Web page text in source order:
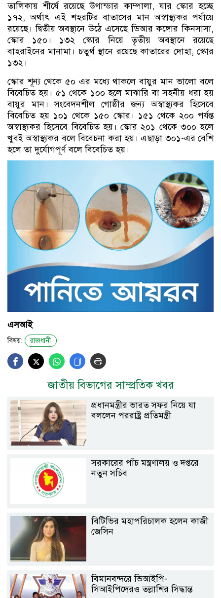
তালিকায় শীর্ষে রয়েছে উগান্ডার কাম্পালা, যার স্কোর হচ্ছে
১৭২, অর্থাৎ এই শহরটির বাতাসের মান অস্বাস্থ্যকর পর্যায়ে
রয়েছে। দ্বিতীয় অবস্থানে উঠে এসেছে ডিআর কঙ্গোর কিনসাসা,
স্কোর ১৫০। ১৩২ স্কোর নিয়ে তৃতীয় অবস্থানে রয়েছে
বাহরাইনের মানামা। চতুর্থ স্থানে রয়েছে কাতারের দোহা, স্কোর
১৩২।
স্কোর শূন্য থেকে ৫০ এর মধ্যে থাকলে বায়ুর মান ভালো বলে
বিবেচিত হয়। ৫১ থেকে ১০০ হলে মাঝারি বা সহনীয় ধরা হয়
বায়ুর মান। সংবেদনশীল গোষ্ঠীর জন্য অস্বাস্থ্যকর হিসেবে
বিবেচিত হয় ১০১ থেকে ১৫০ স্কোর। ১৫১ থেকে ২০০ পর্যন্ত
অস্বাস্থ্যকর হিসেবে বিবেচিত হয়। স্কোর ২০১ থেকে ৩০০ হলে
খুবই অস্বাস্থ্যকর বলে বিবেচনা করা হয়। এছাড়া ৩০১-এর বেশি
হলে তা দুর্যোগপূর্ণ বলে বিবেচিত হয়।
এসআই
বিষয়: রাজধানী
জাতীয় বিভাগের সাম্প্রতিক খবর
প্রধানমন্ত্রীর ভারত সফর নিয়ে যা
বললেন পররাষ্ট্র প্রতিমন্ত্রী
সরকারের পাঁচ মন্ত্রণালয় ও দপ্তরে
নতুন সচিব
বিটিভির মহাপরিচালক হলেন কাজী
জেসিন
বিমানবন্দরে ভিআইপি-
সিআইপিদেরও তল্লাশির সিদ্ধান্ত